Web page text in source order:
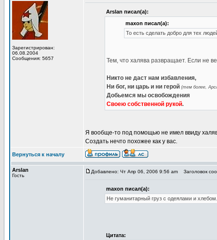
Зарегистрирован:
06.08.2004
Сообщения: 5657
Arslan писал(а):
maxon писал(а):
То есть сделать добро для тех
Тем, что халява развращает. Если не
Никто не даст нам избавления,
Ни бог, ни царь и ни герой (тем более,
Добьемся мы освобождения
Своею собственной рукой.
Я вообще-то под помощью не имел ввиду
Создать нечто похожее как у вас.
Вернуться к началу
Arslan
Гость
Добавлено: Чт Апр 06, 2006 9:56 am Заголовок
maxon писал(а):
Не гуманитарный груз с одеялами и
Цитата: